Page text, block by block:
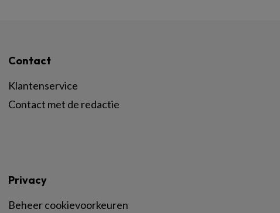
Contact
Klantenservice
Contact met de redactie
Privacy
Beheer cookievoorkeuren